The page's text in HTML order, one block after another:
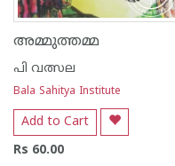
അമ്മുത്തമ്മ
പി വത്സല
Bala Sahitya Institute
Add to Cart
Rs 60.00